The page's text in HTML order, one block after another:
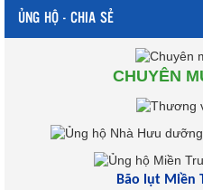
ỦNG HỘ - CHIA SẺ
CHUYÊN
Bão lụt Miền